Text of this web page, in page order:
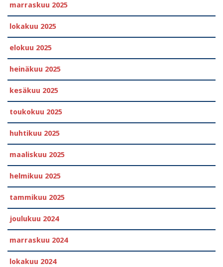
marraskuu 2025
lokakuu 2025
elokuu 2025
heinäkuu 2025
kesäkuu 2025
toukokuu 2025
huhtikuu 2025
maaliskuu 2025
helmikuu 2025
tammikuu 2025
joulukuu 2024
marraskuu 2024
lokakuu 2024